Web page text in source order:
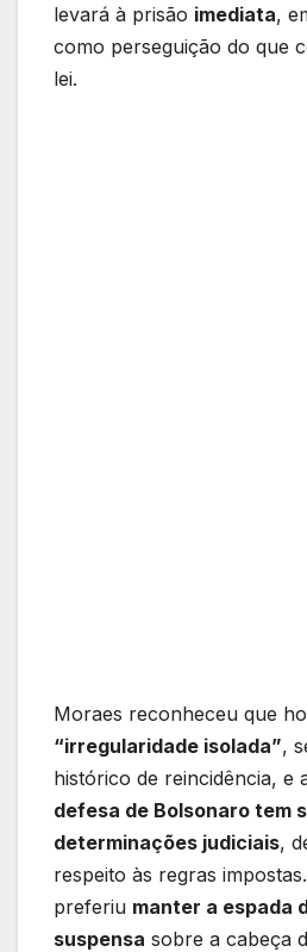
levará à prisão imediata,
como perseguição do que
lei.
Moraes reconheceu que
“irregularidade isolada”,
histórico de reincidência, e
defesa de Bolsonaro tem
determinações judiciais,
respeito às regras
preferiu manter a espada
suspensa sobre a cabeça